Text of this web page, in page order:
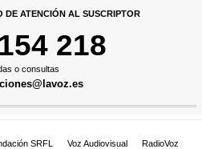
DE ATENCIÓN AL SUSCRIPTOR
218
o consultas
SRFL Voz Audiovisual
RadioVoz